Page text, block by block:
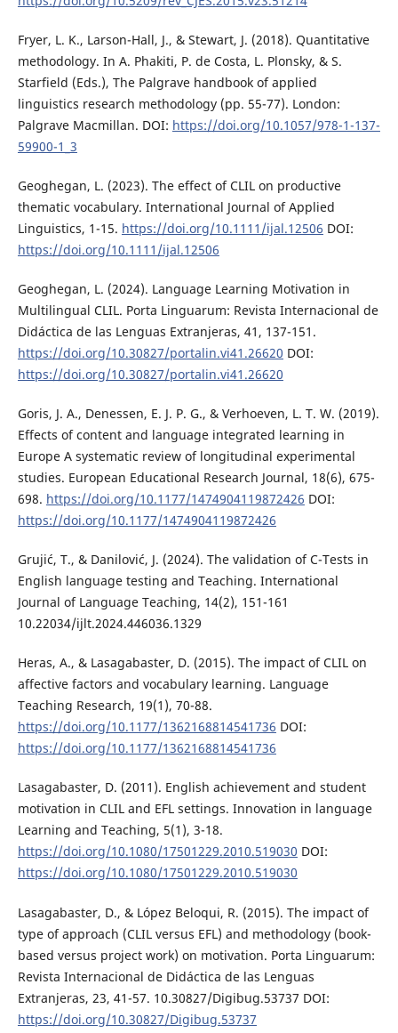
Fryer, L. K., Larson-Hall, J., & Stewart, J. (2018). Quantitative
methodology. In A. Phakiti, P. de Costa, L. Plonsky, & S.
Starfield (Eds.), The Palgrave handbook of applied
linguistics research methodology (pp. 55-77). London:
Palgrave Macmillan. DOI: https://doi.org/10.1057/978-1-137-
59900-1_3
Geoghegan, L. (2023). The effect of CLIL on productive
thematic vocabulary. International Journal of Applied
Linguistics, 1-15. https://doi.org/10.1111/ijal.12506 DOI:
https://doi.org/10.1111/ijal.12506
Geoghegan, L. (2024). Language Learning Motivation in
Multilingual CLIL. Porta Linguarum: Revista Internacional de
Didáctica de las Lenguas Extranjeras, 41, 137-151.
https://doi.org/10.30827/portalin.vi41.26620 DOI:
https://doi.org/10.30827/portalin.vi41.26620
Goris, J. A., Denessen, E. J. P. G., & Verhoeven, L. T. W. (2019).
Effects of content and language integrated learning in
Europe A systematic review of longitudinal experimental
studies. European Educational Research Journal, 18(6), 675-
698. https://doi.org/10.1177/1474904119872426 DOI:
https://doi.org/10.1177/1474904119872426
Grujić, T., & Danilović, J. (2024). The validation of C-Tests in
English language testing and Teaching. International
Journal of Language Teaching, 14(2), 151-161
10.22034/ijlt.2024.446036.1329
Heras, A., & Lasagabaster, D. (2015). The impact of CLIL on
affective factors and vocabulary learning. Language
Teaching Research, 19(1), 70-88.
https://doi.org/10.1177/1362168814541736 DOI:
https://doi.org/10.1177/1362168814541736
Lasagabaster, D. (2011). English achievement and student
motivation in CLIL and EFL settings. Innovation in language
Learning and Teaching, 5(1), 3-18.
https://doi.org/10.1080/17501229.2010.519030 DOI:
https://doi.org/10.1080/17501229.2010.519030
Lasagabaster, D., & López Beloqui, R. (2015). The impact of
type of approach (CLIL versus EFL) and methodology (book-
based versus project work) on motivation. Porta Linguarum:
Revista Internacional de Didáctica de las Lenguas
Extranjeras, 23, 41-57. 10.30827/Digibug.53737 DOI:
https://doi.org/10.30827/Digibug.53737